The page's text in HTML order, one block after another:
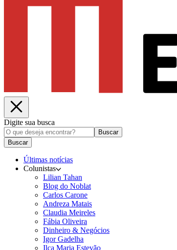
Digite sua busca
Buscar
Buscar
Últimas notícias
Colunistas
Lilian Tahan
Blog do Noblat
Carlos Carone
Andreza Matais
Claudia Meireles
Fábia Oliveira
Dinheiro & Negócios
Igor Gadelha
Ilca Maria Estevão